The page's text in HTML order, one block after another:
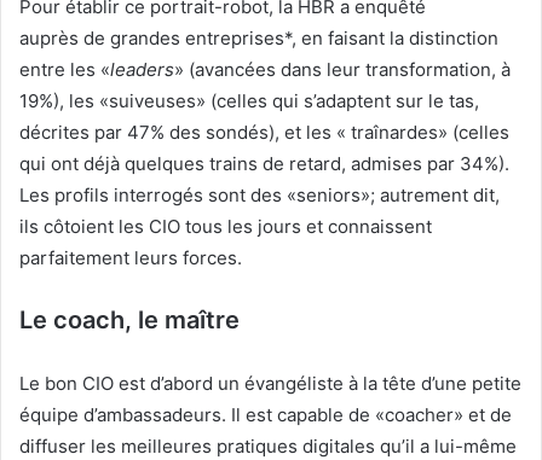
Pour établir ce portrait-robot, la HBR a enquêté
auprès de grandes entreprises*, en faisant la distinction
entre les «leaders» (avancées dans leur transformation, à
19%), les «suiveuses» (celles qui s’adaptent sur le tas,
décrites par 47% des sondés), et les « traînardes» (celles
qui ont déjà quelques trains de retard, admises par 34%).
Les profils interrogés sont des «seniors»; autrement dit,
ils côtoient les CIO tous les jours et connaissent
parfaitement leurs forces.
Le coach, le maître
Le bon CIO est d’abord un évangéliste à la tête d’une petite
équipe d’ambassadeurs. Il est capable de «coacher» et de
diffuser les meilleures pratiques digitales qu’il a lui-même